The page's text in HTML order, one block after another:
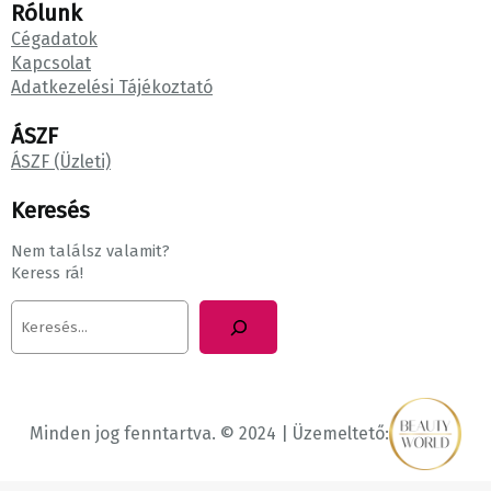
Rólunk
Cégadatok
Kapcsolat
Adatkezelési Tájékoztató
ÁSZF
ÁSZF (Üzleti)
Keresés
Nem találsz valamit?
Keress rá!
e
r
é
Minden jog fenntartva. © 2024 | Üzemeltető: